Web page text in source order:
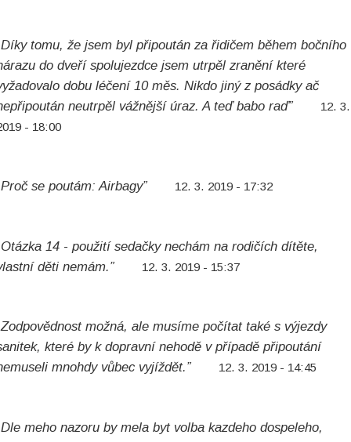
tomu, že jsem byl připoután za řidičem během bočního
do dveří spolujezdce jsem utrpěl zranění které
dobu léčení 10 měs. Nikdo jiný z posádky ač
neutrpěl vážnější úraz. A teď babo raď”
12. 3.
- 18:00
se poutám: Airbagy” 12. 3. 2019 - 17:32
14 - použití sedačky nechám na rodičích dítěte,
děti nemám.”
12. 3. 2019 - 15:37
možná, ale musíme počítat také s výjezdy
které by k dopravní nehodě v případě připoutání
mnohdy vůbec vyjíždět.”
12. 3. 2019 - 14:45
meho nazoru by mela byt volba kazdeho dospeleho,